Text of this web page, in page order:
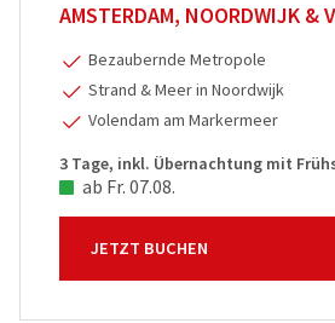
AMSTERDAM, NOORDWIJK &
Bezaubernde Metropole
Strand & Meer in Noordwijk
Volendam am Markermeer
3 Tage, inkl. Übernachtung mit
ab Fr. 07.08.
JETZT BUCHEN